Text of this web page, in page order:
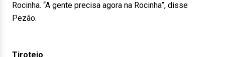
Rocinha. “A gente precisa agora na Rocinha”, disse
Pezão.
Tiroteio